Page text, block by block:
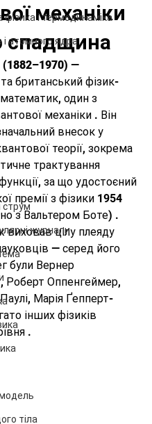
і термодинаміка
і атомного ядра
струм
журнали
тіла
механіки
спадщина
—
британський фізик-
один з
механіки . Він
внесок у
теорії, зокрема
трактування
за що удостоєний
премії з фізики 1954
з Вальтером Боте) .
виховав цілу плеяду
— серед його
були Вернер
Роберт Оппенгеймер,
Марія Ґепперт-
інших фізиків
.